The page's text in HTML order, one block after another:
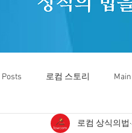
로컴 스토리 Main
로컴 상식의법